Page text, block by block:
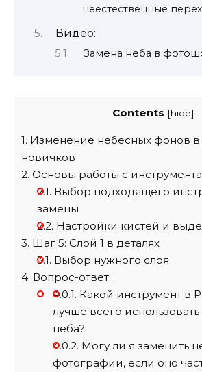
неестественные
Видео:
Замена неба в
Contents [hide]
1. Изменение небесных фонов в
новичков
2. Основы работы с
2.1. Выбор подходящего
замены
2.2. Настройки кистей и
3. Шаг 5: Слой 1 в деталях
3.1. Выбор нужного слоя
4. Вопрос-ответ:
4.0.1. Какой инструмент в
лучше всего
неба?
4.0.2. Могу ли я заменить
фотографии, если оно